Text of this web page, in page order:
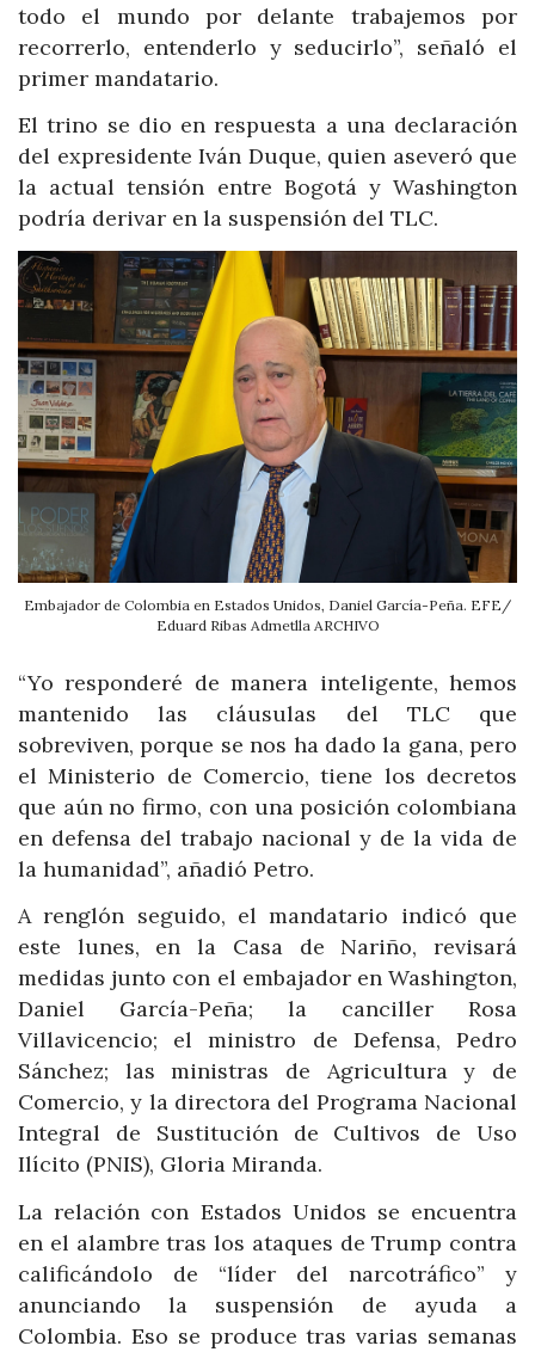
todo el mundo por delante trabajemos por
recorrerlo, entenderlo y seducirlo”, señaló el
primer mandatario.
El trino se dio en respuesta a una declaración
del expresidente Iván Duque, quien aseveró que
la actual tensión entre Bogotá y Washington
podría derivar en la suspensión del TLC.
Embajador de Colombia en Estados Unidos, Daniel García-Peña. EFE/
Eduard Ribas Admetlla ARCHIVO
“Yo responderé de manera inteligente, hemos
mantenido las cláusulas del TLC que
sobreviven, porque se nos ha dado la gana, pero
el Ministerio de Comercio, tiene los decretos
que aún no firmo, con una posición colombiana
en defensa del trabajo nacional y de la vida de
la humanidad”, añadió Petro.
A renglón seguido, el mandatario indicó que
este lunes, en la Casa de Nariño, revisará
medidas junto con el embajador en Washington,
Daniel García-Peña; la canciller Rosa
Villavicencio; el ministro de Defensa, Pedro
Sánchez; las ministras de Agricultura y de
Comercio, y la directora del Programa Nacional
Integral de Sustitución de Cultivos de Uso
Ilícito (PNIS), Gloria Miranda.
La relación con Estados Unidos se encuentra
en el alambre tras los ataques de Trump contra
calificándolo de “líder del narcotráfico” y
anunciando la suspensión de ayuda a
Colombia. Eso se produce tras varias semanas